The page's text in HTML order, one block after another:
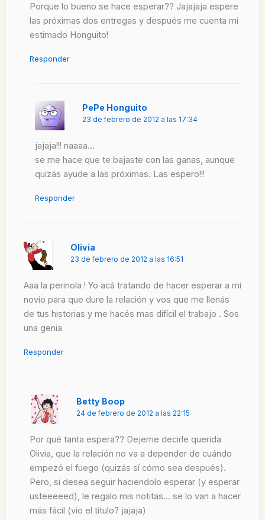
Porque lo bueno se hace esperar?? Jajajaja espere
las próximas dos entregas y después me cuenta mi
estimado Honguito!
Responder
PePe Honguito
23 de febrero de 2012 a las 17:34
jajaja!!! naaaa…
se me hace que te bajaste con las ganas, aunque
quizás ayude a las próximas. Las espero!!!
Responder
Olivia
23 de febrero de 2012 a las 16:51
Aaa la perinola ! Yo acá tratando de hacer esperar a mi
novio para que dure la relación y vos que me llenás
de tus historias y me hacés mas difícil el trabajo . Sos
una genia
Responder
Betty Boop
24 de febrero de 2012 a las 22:15
Por qué tanta espera?? Dejeme decirle querida
Olivia, que la relación no va a depender de cuándo
empezó el fuego (quizás sí cómo sea después).
Pero, si desea seguir haciendolo esperar (y esperar
usteeeeed), le regalo mis notitas… se lo van a hacer
más fácil (vio el título? jajaja)